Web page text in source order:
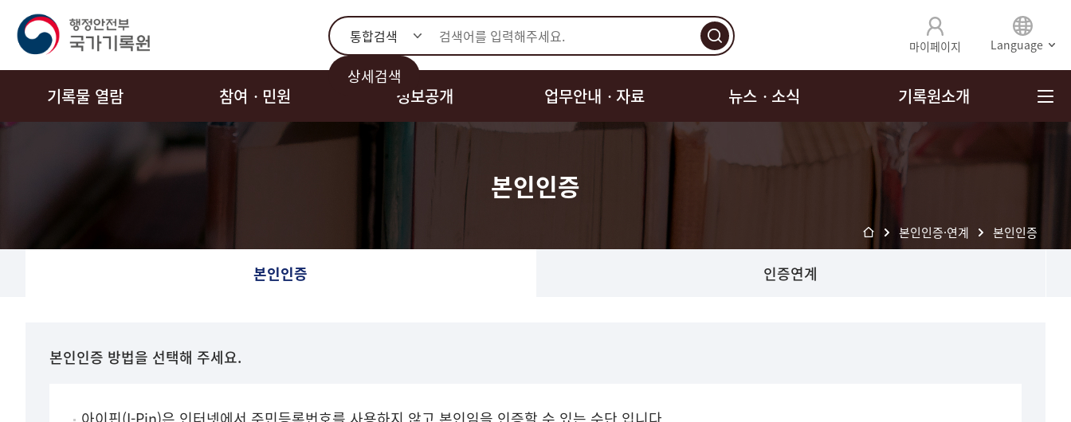
통합검색
상세검색
마이페이지 Language
기록물 열람 참여ㆍ민원 정보공개 업무안내ㆍ자료 뉴스ㆍ소식 기록원소개
본인인증
본인인증·연계 본인인증
본인인증 인증연계
본인인증 방법을 선택해 주세요.